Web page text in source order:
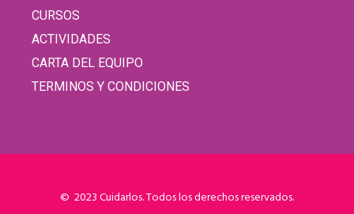
CURSOS
ACTIVIDADES
CARTA DEL EQUIPO
TERMINOS Y CONDICIONES
© 2023 Cuidarlos. Todos los derechos reservados.